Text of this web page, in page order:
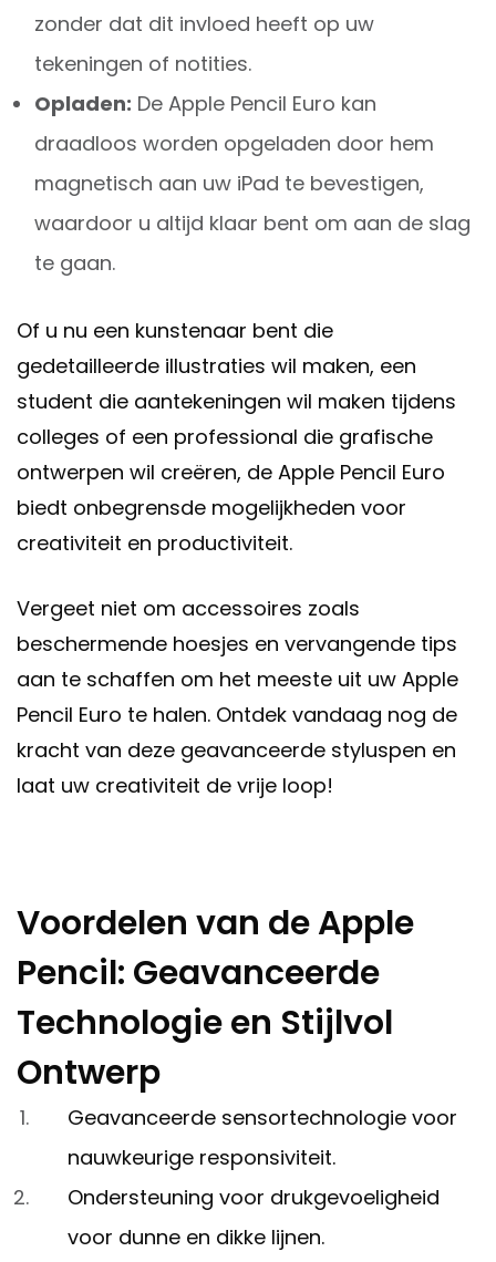
zonder dat dit invloed heeft op uw
tekeningen of notities.
Opladen: De Apple Pencil Euro kan
draadloos worden opgeladen door hem
magnetisch aan uw iPad te bevestigen,
waardoor u altijd klaar bent om aan de slag
te gaan.
Of u nu een kunstenaar bent die
gedetailleerde illustraties wil maken, een
student die aantekeningen wil maken tijdens
colleges of een professional die grafische
ontwerpen wil creëren, de Apple Pencil Euro
biedt onbegrensde mogelijkheden voor
creativiteit en productiviteit.
Vergeet niet om accessoires zoals
beschermende hoesjes en vervangende tips
aan te schaffen om het meeste uit uw Apple
Pencil Euro te halen. Ontdek vandaag nog de
kracht van deze geavanceerde styluspen en
laat uw creativiteit de vrije loop!
Voordelen van de Apple
Pencil: Geavanceerde
Technologie en Stijlvol
Ontwerp
Geavanceerde sensortechnologie voor
nauwkeurige responsiviteit.
Ondersteuning voor drukgevoeligheid
voor dunne en dikke lijnen.